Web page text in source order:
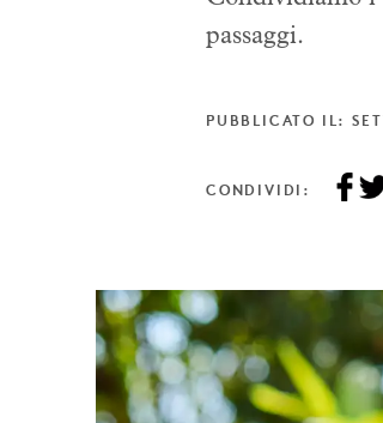
passaggi.
PUBBLICATO IL:
CONDIVIDI: